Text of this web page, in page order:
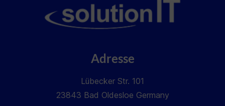
Adresse
Lübecker Str. 101
23843 Bad Oldesloe Germany